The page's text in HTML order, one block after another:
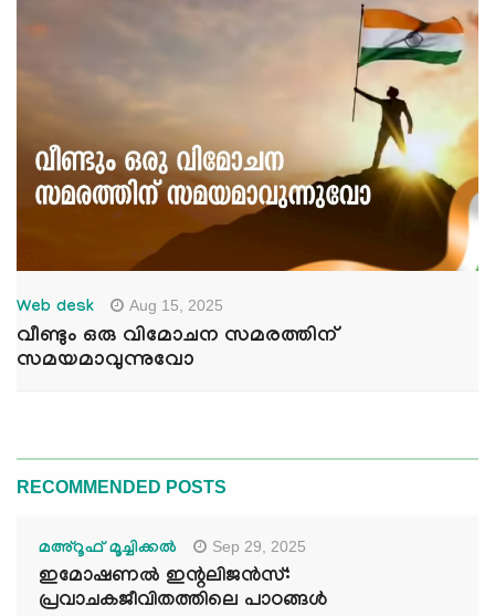
Web desk Aug 15, 2025
വീണ്ടും ഒരു വിമോചന സമരത്തിന്
സമയമാവുന്നുവോ
RECOMMENDED POSTS
മഅ്റൂഫ് മൂച്ചിക്കല്‍ Sep 29, 2025
ഇമോഷണൽ ഇന്റലിജൻസ്:
പ്രവാചകജീവിതത്തിലെ പാഠങ്ങൾ